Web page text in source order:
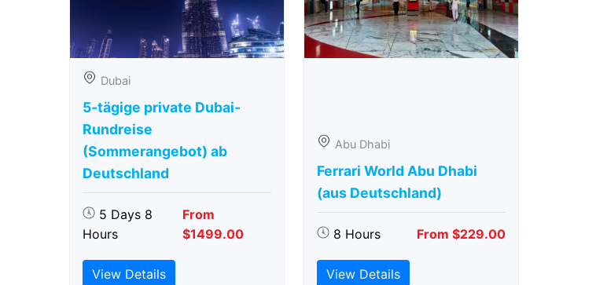
Dubai
5-tägige private Dubai-
Rundreise
(Sommerangebot) ab
Deutschland
5 Days 8
Hours
From
$1499.00
View Details
Abu Dhabi
Ferrari World Abu Dhabi
(aus Deutschland)
8 Hours From $229.00
View Details